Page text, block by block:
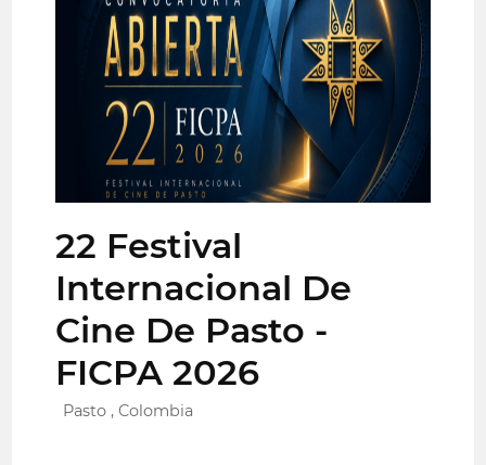
22 Festival
Internacional De
Cine De Pasto -
FICPA 2026
Pasto , Colombia